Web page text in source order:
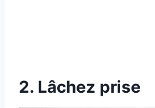
2. Lâchez prise